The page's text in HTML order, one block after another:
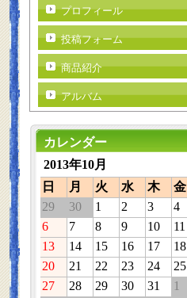
プロフィール
投稿フォーム
商品紹介
アルバム
カレンダー
2013年10月
日
月 火 水 木 金
29
30 1 2 3 4
6
7 8 9 10 11
13
14 15 16 17 18
20
21 22 23 24 25
27
28 29 30 31 1